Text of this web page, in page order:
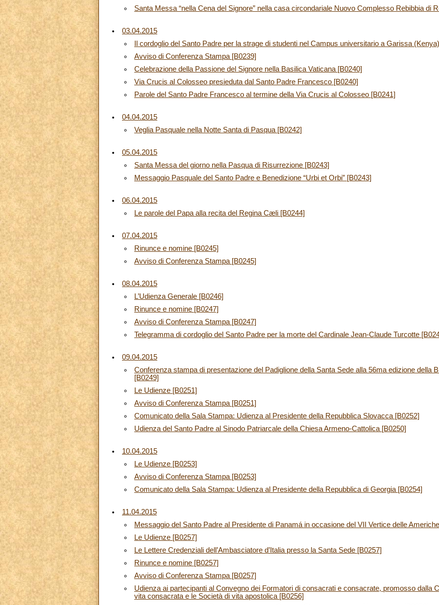
Santa Messa “nella Cena del Signore” nella casa circondariale Nuovo Complesso Rebibbia di
03.04.2015
Il cordoglio del Santo Padre per la strage di studenti nel Campus universitario a Garissa
Avviso di Conferenza Stampa [B0239]
Celebrazione della Passione del Signore nella Basilica Vaticana [B0240]
Via Crucis al Colosseo presieduta dal Santo Padre Francesco [B0240]
Parole del Santo Padre Francesco al termine della Via Crucis al Colosseo [B0241]
04.04.2015
Veglia Pasquale nella Notte Santa di Pasqua [B0242]
05.04.2015
Santa Messa del giorno nella Pasqua di Risurrezione [B0243]
Messaggio Pasquale del Santo Padre e Benedizione “Urbi et Orbi” [B0243]
06.04.2015
Le parole del Papa alla recita del Regina Cæli [B0244]
07.04.2015
Rinunce e nomine [B0245]
Avviso di Conferenza Stampa [B0245]
08.04.2015
L’Udienza Generale [B0246]
Rinunce e nomine [B0247]
Avviso di Conferenza Stampa [B0247]
Telegramma di cordoglio del Santo Padre per la morte del Cardinale Jean-Claude Turcotte
09.04.2015
Conferenza stampa di presentazione del Padiglione della Santa Sede alla 56ma edizione della
[B0249]
Le Udienze [B0251]
Avviso di Conferenza Stampa [B0251]
Comunicato della Sala Stampa: Udienza al Presidente della Repubblica Slovacca [B0252]
Udienza del Santo Padre al Sinodo Patriarcale della Chiesa Armeno-Cattolica [B0250]
10.04.2015
Le Udienze [B0253]
Avviso di Conferenza Stampa [B0253]
Comunicato della Sala Stampa: Udienza al Presidente della Repubblica di Georgia [B0254]
11.04.2015
Messaggio del Santo Padre al Presidente di Panamá in occasione del VII Vertice delle
Le Udienze [B0257]
Le Lettere Credenziali dell’Ambasciatore d’Italia presso la Santa Sede [B0257]
Rinunce e nomine [B0257]
Avviso di Conferenza Stampa [B0257]
Udienza ai partecipanti al Convegno dei Formatori di consacrati e consacrate, promosso dalla
vita consacrata e le Società di vita apostolica [B0256]